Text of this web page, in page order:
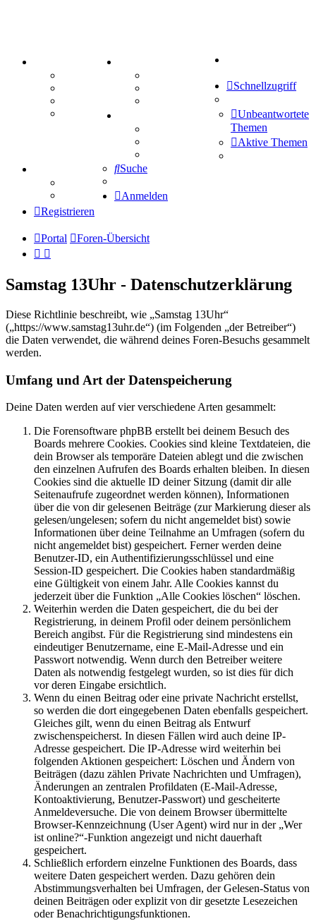
Mastodon
Treffenübersicht
Zitatesammlung
Schiffe versenken
Tipprunde
Comunio
Schnellzugriff
Unbeantwortete
Themen
Aktive Themen
Suche
Anmelden
Registrieren
Portal Foren-Übersicht
Samstag 13Uhr - Datenschutzerklärung
Diese Richtlinie beschreibt, wie „Samstag 13Uhr“
(„https://www.samstag13uhr.de“) (im Folgenden „der Betreiber“)
die Daten verwendet, die während deines Foren-Besuchs gesammelt
werden.
Umfang und Art der Datenspeicherung
Deine Daten werden auf vier verschiedene Arten gesammelt:
Die Forensoftware phpBB erstellt bei deinem Besuch des
Boards mehrere Cookies. Cookies sind kleine Textdateien, die
dein Browser als temporäre Dateien ablegt und die zwischen
den einzelnen Aufrufen des Boards erhalten bleiben. In diesen
Cookies sind die aktuelle ID deiner Sitzung (damit dir alle
Seitenaufrufe zugeordnet werden können), Informationen
über die von dir gelesenen Beiträge (zur Markierung dieser als
gelesen/ungelesen; sofern du nicht angemeldet bist) sowie
Informationen über deine Teilnahme an Umfragen (sofern du
nicht angemeldet bist) gespeichert. Ferner werden deine
Benutzer-ID, ein Authentifizierungsschlüssel und eine
Session-ID gespeichert. Die Cookies haben standardmäßig
eine Gültigkeit von einem Jahr. Alle Cookies kannst du
jederzeit über die Funktion „Alle Cookies löschen“ löschen.
Weiterhin werden die Daten gespeichert, die du bei der
Registrierung, in deinem Profil oder deinem persönlichem
Bereich angibst. Für die Registrierung sind mindestens ein
eindeutiger Benutzername, eine E-Mail-Adresse und ein
Passwort notwendig. Wenn durch den Betreiber weitere
Daten als notwendig festgelegt wurden, so ist dies für dich
vor deren Eingabe ersichtlich.
Wenn du einen Beitrag oder eine private Nachricht erstellst,
so werden die dort eingegebenen Daten ebenfalls gespeichert.
Gleiches gilt, wenn du einen Beitrag als Entwurf
zwischenspeicherst. In diesen Fällen wird auch deine IP-
Adresse gespeichert. Die IP-Adresse wird weiterhin bei
folgenden Aktionen gespeichert: Löschen und Ändern von
Beiträgen (dazu zählen Private Nachrichten und Umfragen),
Änderungen an zentralen Profildaten (E-Mail-Adresse,
Kontoaktivierung, Benutzer-Passwort) und gescheiterte
Anmeldeversuche. Die von deinem Browser übermittelte
Browser-Kennzeichnung (User Agent) wird nur in der „Wer
ist online?“-Funktion angezeigt und nicht dauerhaft
gespeichert.
Schließlich erfordern einzelne Funktionen des Boards, dass
weitere Daten gespeichert werden. Dazu gehören dein
Abstimmungsverhalten bei Umfragen, der Gelesen-Status von
deinen Beiträgen oder explizit von dir gesetzte Lesezeichen
oder Benachrichtigungsfunktionen.